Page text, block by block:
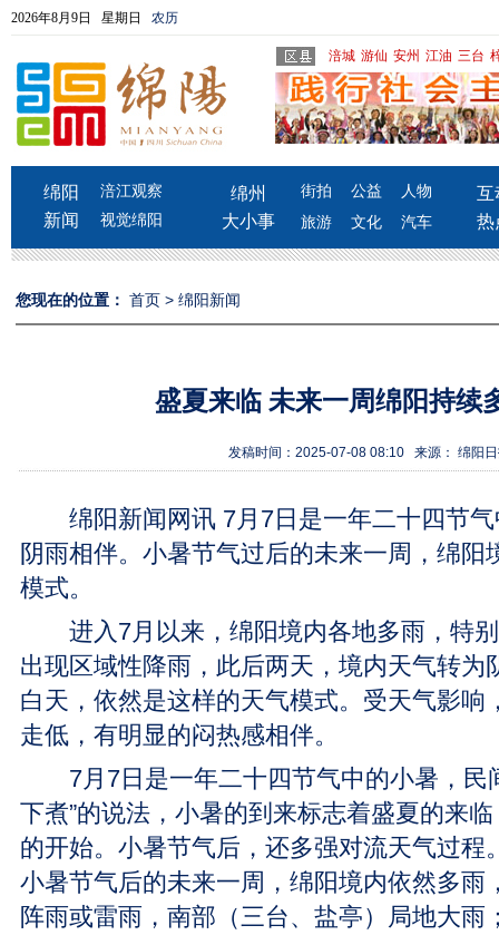
2026年8月9日 星期日 农历
涪城 游仙 安州 江油 三台
绵阳
新闻
涪江观察
视觉绵阳
绵州
大小事
街拍 公益
人物
旅游
文化 汽车
互
热
您现在的位置： 首页 > 绵阳新闻
盛夏来临 未来一周绵阳持续
发稿时间：2025-07-08 08:10 来源： 绵阳
绵阳新闻网讯 7月7日是一年二十四节气
阴雨相伴。小暑节气过后的未来一周，绵阳
模式。
进入7月以来，绵阳境内各地多雨，特别
出现区域性降雨，此后两天，境内天气转为
白天，依然是这样的天气模式。受天气影响
走低，有明显的闷热感相伴。
7月7日是一年二十四节气中的小暑，民
下煮”的说法，小暑的到来标志着盛夏的来
的开始。小暑节气后，还多强对流天气过程
小暑节气后的未来一周，绵阳境内依然多雨
阵雨或雷雨，南部（三台、盐亭）局地大雨